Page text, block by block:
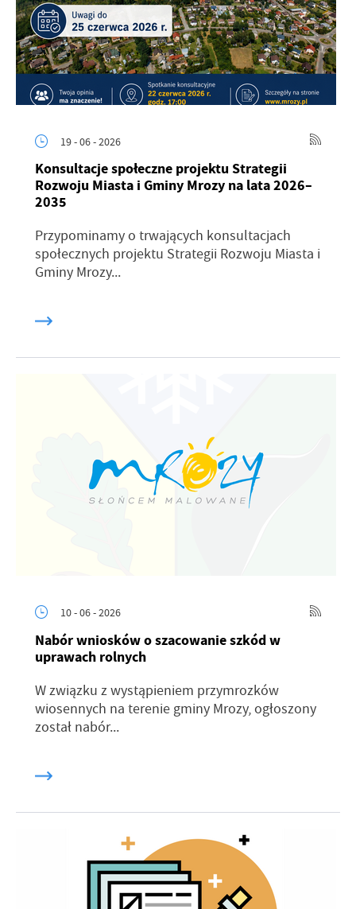
19 - 06 - 2026
Konsultacje społeczne projektu Strategii
Rozwoju Miasta i Gminy Mrozy na lata 2026–
2035
Przypominamy o trwających konsultacjach
społecznych projektu Strategii Rozwoju Miasta i
Gminy Mrozy...
10 - 06 - 2026
Nabór wniosków o szacowanie szkód w
uprawach rolnych
W związku z wystąpieniem przymrozków
wiosennych na terenie gminy Mrozy, ogłoszony
został nabór...